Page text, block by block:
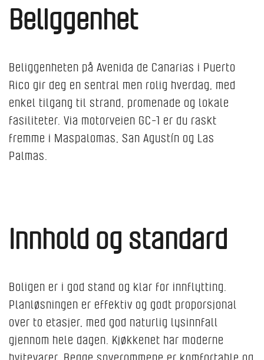
Beliggenhet
Beliggenheten på Avenida de Canarias i Puerto
Rico gir deg en sentral men rolig hverdag, med
enkel tilgang til strand, promenade og lokale
fasiliteter. Via motorveien GC-1 er du raskt
fremme i Maspalomas, San Agustín og Las
Palmas.
Innhold og standard
Boligen er i god stand og klar for innflytting.
Planløsningen er effektiv og godt proporsjonal
over to etasjer, med god naturlig lysinnfall
gjennom hele dagen. Kjøkkenet har moderne
hvitevarer. Begge soverommene er komfortable og